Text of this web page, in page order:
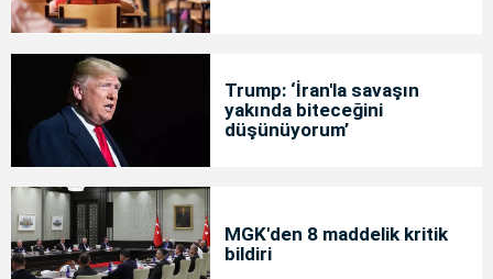
Trump: ‘İran'la savaşın
yakında biteceğini
düşünüyorum’
MGK'den 8 maddelik kritik
bildiri